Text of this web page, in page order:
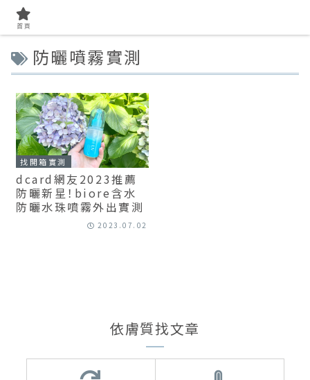
防曬噴霧實測
找開箱實測
dcard網友2023推薦
防曬新星！biore含水
防曬水珠噴霧外出實測
2023.07.02
依膚質找文章
首頁